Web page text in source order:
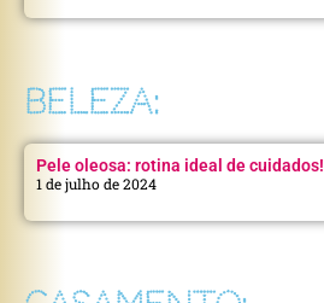
BELEZA:
Pele oleosa: rotina ideal de cuidados!
1 de julho de 2024